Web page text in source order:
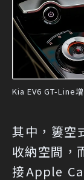
Kia EV6 GT-Line
其中，簍空
收納空間，
接Apple